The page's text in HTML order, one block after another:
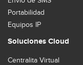
Portabilidad
Equipos IP
Soluciones Cloud
Centralita Virtual